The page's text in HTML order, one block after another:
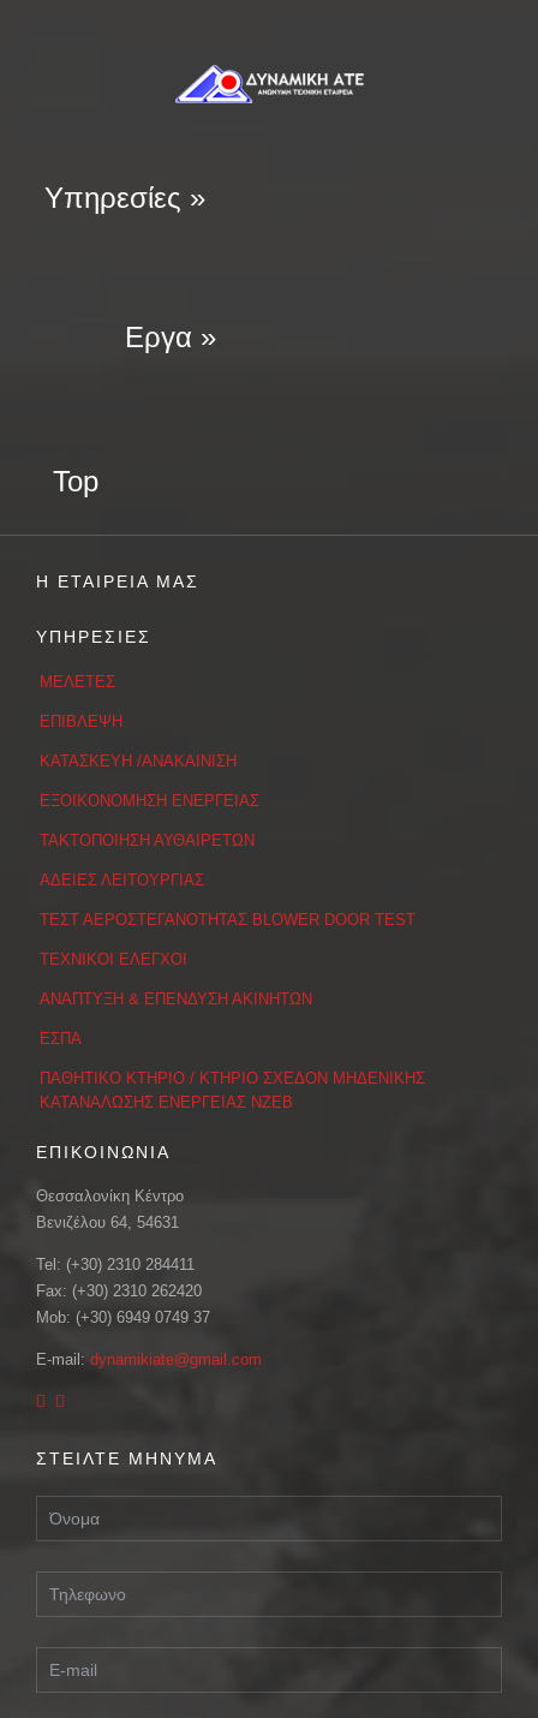
Υπηρεσίες »
Εργα »
Top
Η ΕΤΑΙΡΕΙΑ ΜΑΣ
ΥΠΗΡΕΣΙΕΣ
ΜΕΛΕΤΕΣ
ΕΠΙΒΛΕΨΗ
ΚΑΤΑΣΚΕΥΗ /ΑΝΑΚΑΙΝΙΣΗ
ΕΞΟΙΚΟΝΟΜΗΣΗ ΕΝΕΡΓΕΙΑΣ
ΤΑΚΤΟΠΟΙΗΣΗ ΑΥΘΑΙΡΕΤΩΝ
ΑΔΕΙΕΣ ΛΕΙΤΟΥΡΓΙΑΣ
ΤΕΣΤ ΑΕΡΟΣΤΕΓΑΝΟΤΗΤΑΣ BLOWER DOOR TEST
ΤΕΧΝΙΚΟΙ ΕΛΕΓΧΟΙ
ΑΝΑΠΤΥΞΗ & ΕΠΕΝΔΥΣΗ ΑΚΙΝΗΤΩΝ
ΕΣΠΑ
ΠΑΘΗΤΙΚΟ ΚΤΗΡΙΟ / ΚΤΗΡΙΟ ΣΧΕΔΟΝ ΜΗΔΕΝΙΚΗΣ
ΚΑΤΑΝΑΛΩΣΗΣ ΕΝΕΡΓΕΙΑΣ ΝΖΕΒ
ΕΠΙΚΟΙΝΩΝΙΑ
Θεσσαλονίκη Κέντρο
Βενιζέλου 64, 54631
Tel: (+30) 2310 284411
Fax: (+30) 2310 262420
Mob: (+30) 6949 0749 37
E-mail: dynamikiate@gmail.com
ΣΤΕΙΛΤΕ ΜΗΝΥΜΑ